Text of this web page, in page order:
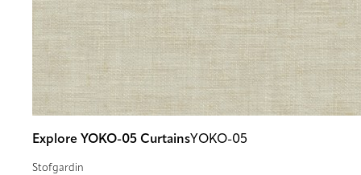
Explore YOKO-05 CurtainsYOKO-05
Stofgardin